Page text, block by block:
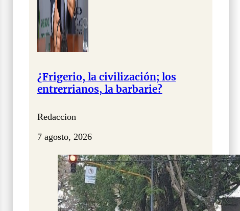
¿Frigerio, la civilización; los
entrerrianos, la barbarie?
Redaccion
7 agosto, 2026